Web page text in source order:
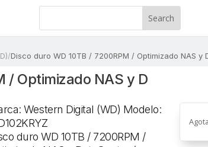
/Disco duro WD 10TB / 7200RPM / Optimizado NAS y
/ Optimizado NAS y D
Western Digital (WD) Modelo:
duro WD 10TB / 7200RPM /